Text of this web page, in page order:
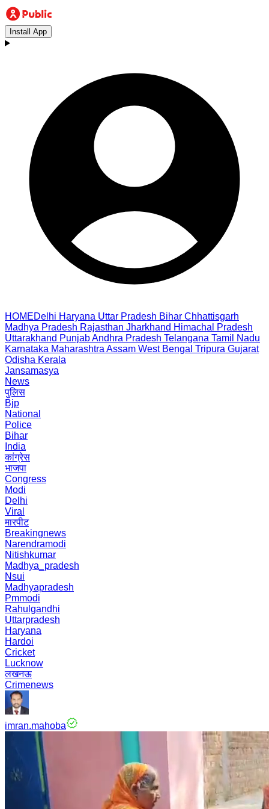
Install App
HOMEDelhi Haryana Uttar Pradesh Bihar Chhattisgarh
Madhya Pradesh Rajasthan Jharkhand Himachal Pradesh
Uttarakhand PunjabAndhra Pradesh Telangana Tamil Nadu
Karnataka Maharashtra Assam West Bengal Tripura Gujarat
Odisha Kerala
Jansamasya
News
पुलिस
Bjp
National
Police
Bihar
India
कांग्रेस
भाजपा
Congress
Modi
Delhi
Viral
मारपीट
Breakingnews
Narendramodi
Nitishkumar
Madhya_pradesh
Nsui
Madhyapradesh
Pmmodi
Rahulgandhi
Uttarpradesh
Haryana
Hardoi
Cricket
Lucknow
लखनऊ
Crimenews
imran.mahoba